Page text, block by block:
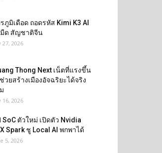
ภูมิเดือด ถอดรหัส Kimi K3 AI
ด สัญชาติจีน
27, 2026
Thong Next เน็ตที่แรงขึ้น
วยสร้างเมืองอัจฉริยะได้จริง
16, 2026
SoC ตัวใหม่ เปิดตัว Nvidia
Spark ชู Local AI พกพาได้
5, 2026